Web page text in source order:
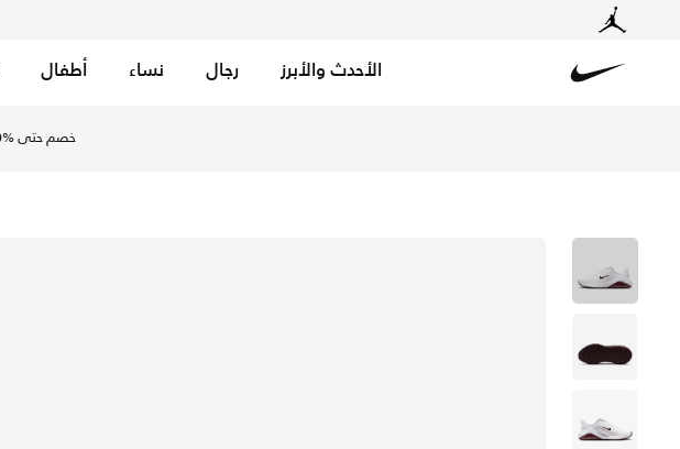
الأحدث والأبرز رجال نساء أطفال
خصم حتى %50 على تصاميم مختارة.